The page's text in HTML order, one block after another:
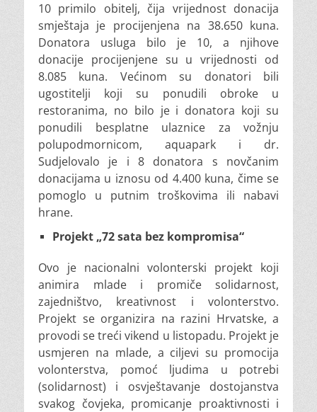
10 primilo obitelj, čija vrijednost donacija
smještaja je procijenjena na 38.650 kuna.
Donatora usluga bilo je 10, a njihove
donacije procijenjene su u vrijednosti od
8.085 kuna. Većinom su donatori bili
ugostitelji koji su ponudili obroke u
restoranima, no bilo je i donatora koji su
ponudili besplatne ulaznice za vožnju
polupodmornicom, aquapark i dr.
Sudjelovalo je i 8 donatora s novčanim
donacijama u iznosu od 4.400 kuna, čime se
pomoglo u putnim troškovima ili nabavi
hrane.
Projekt „72 sata bez kompromisa“
Ovo je nacionalni volonterski projekt koji
animira mlade i promiče solidarnost,
zajedništvo, kreativnost i volonterstvo.
Projekt se organizira na razini Hrvatske, a
provodi se treći vikend u listopadu. Projekt je
usmjeren na mlade, a ciljevi su promocija
volonterstva, pomoć ljudima u potrebi
(solidarnost) i osvještavanje dostojanstva
svakog čovjeka, promicanje proaktivnosti i